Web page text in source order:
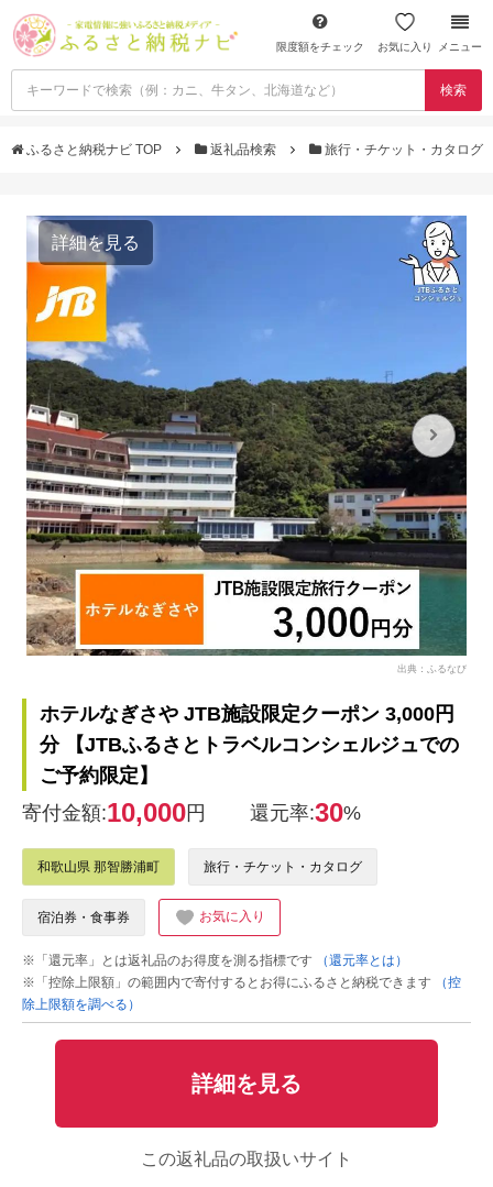
限度額をチェック お気に入り メニュー
検索
ふるさと納税ナビ TOP 返礼品検索 旅行・チケット・カタログ
詳細を見る
出典：ふるなび
ホテルなぎさや JTB施設限定クーポン 3,000円
分 【JTBふるさとトラベルコンシェルジュでの
ご予約限定】
寄付金額:10,000円 還元率:30%
和歌山県 那智勝浦町 旅行・チケット・カタログ
宿泊券・食事券 お気に入り
※「還元率」とは返礼品のお得度を測る指標です
（還元率とは）
※「控除上限額」の範囲内で寄付するとお得にふるさと納税できます
（控
除上限額を調べる）
詳細を見る
この返礼品の取扱いサイト